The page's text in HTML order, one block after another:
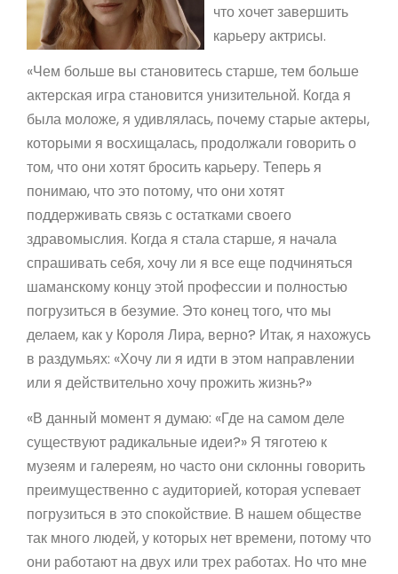
что хочет завершить
карьеру актрисы.
«Чем больше вы становитесь старше, тем больше
актерская игра становится унизительной. Когда я
была моложе, я удивлялась, почему старые актеры,
которыми я восхищалась, продолжали говорить о
том, что они хотят бросить карьеру. Теперь я
понимаю, что это потому, что они хотят
поддерживать связь с остатками своего
здравомыслия. Когда я стала старше, я начала
спрашивать себя, хочу ли я все еще подчиняться
шаманскому концу этой профессии и полностью
погрузиться в безумие. Это конец того, что мы
делаем, как у Короля Лира, верно? Итак, я нахожусь
в раздумьях: «Хочу ли я идти в этом направлении
или я действительно хочу прожить жизнь?»
«В данный момент я думаю: «Где на самом деле
существуют радикальные идеи?» Я тяготею к
музеям и галереям, но часто они склонны говорить
преимущественно с аудиторией, которая успевает
погрузиться в это спокойствие. В нашем обществе
так много людей, у которых нет времени, потому что
они работают на двух или трех работах. Но что мне